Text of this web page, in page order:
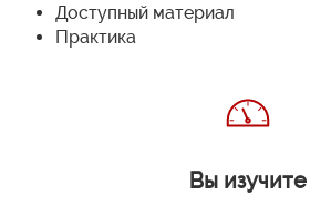
Доступный материал
Практика
Вы изучите